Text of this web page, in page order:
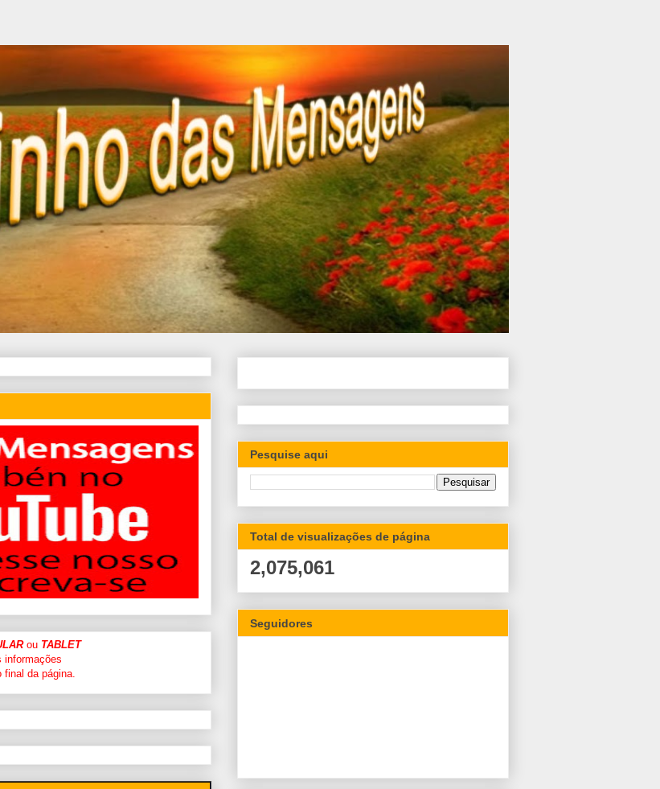
ou TABLET
final da página.
Pesquise aqui
Total de visualizações de página
2,075,061
Seguidores